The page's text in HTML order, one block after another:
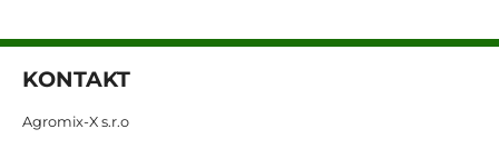
KONTAKT
Agromix-X s.r.o